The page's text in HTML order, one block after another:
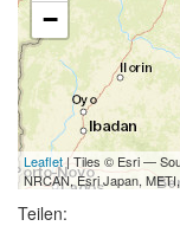
−
Leaflet| Tiles © Esri —
NRCAN, Esri Japan,
Teilen: